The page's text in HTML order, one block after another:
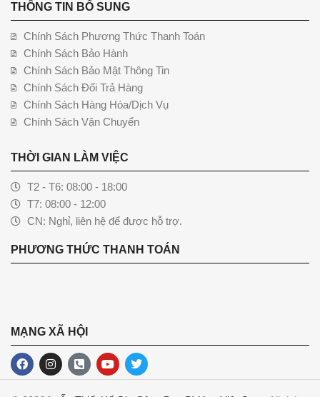
THÔNG TIN BỔ SUNG
Chính Sách Phương Thức Thanh Toán
Chính Sách Bảo Hành
Chính Sách Bảo Mật Thông Tin
Chính Sách Đổi Trả Hàng
Chính Sách Hàng Hóa/Dịch Vụ
Chính Sách Vận Chuyển
THỜI GIAN LÀM VIỆC
T2 - T6: 08:00 - 18:00
T7: 08:00 - 12:00
CN: Nghỉ, liên hệ để được hỗ trợ.
PHƯƠNG THỨC THANH TOÁN
MẠNG XÃ HỘI